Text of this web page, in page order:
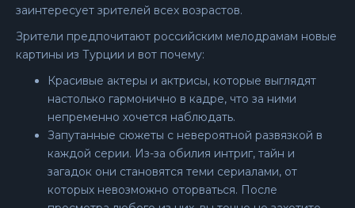
заинтересует зрителей всех возрастов.
Зрители предпочитают российским мелодрамам новые
картины из Турции и вот почему:
Красивые актеры и актрисы, которые выглядят
настолько гармонично в кадре, что за ними
непременно хочется наблюдать.
Запутанные сюжеты с невероятной развязкой в
каждой серии. Из-за обилия интриг, тайн и
загадок они становятся теми сериалами, от
которых невозможно оторваться. После